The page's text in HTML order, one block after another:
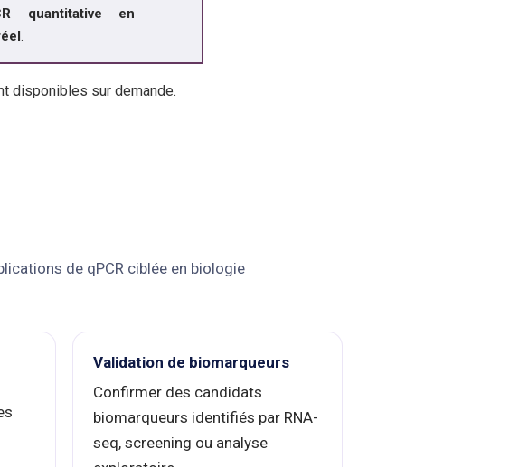
quantitative en
.
disponibles sur demande.
de qPCR ciblée en biologie
Validation de biomarqueurs
Confirmer des candidats
biomarqueurs identifiés par RNA-
seq, screening ou analyse